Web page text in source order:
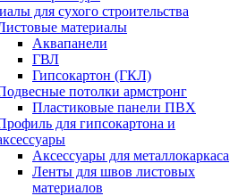
для сухого строительства
материалы
Аквапанели
ГВЛ
Гипсокартон (ГКЛ)
потолки армстронг
Пластиковые панели ПВХ
для гипсокартона и
Аксессуары для металлокаркаса
Ленты для швов листовых
материалов